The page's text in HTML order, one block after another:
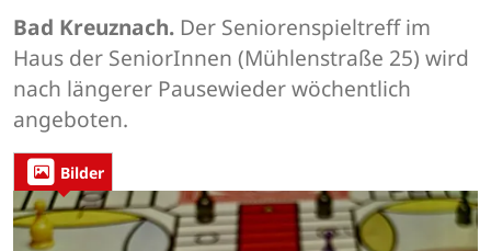
Bad Kreuznach. Der Seniorenspieltreff im
Haus der SeniorInnen (Mühlenstraße 25) wird
nach längerer Pausewieder wöchentlich
angeboten.
Bilder